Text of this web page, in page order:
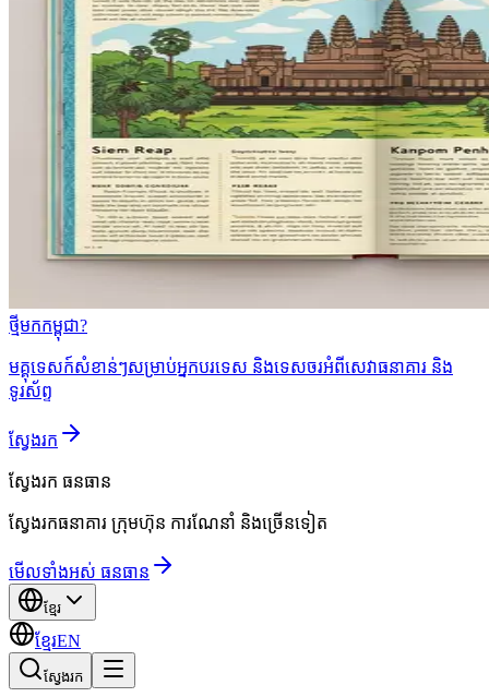
ថ្មីមកកម្ពុជា?
មគ្គុទេសក៍សំខាន់ៗសម្រាប់អ្នកបរទេស និងទេសចរអំពីសេវាធនាគារ និង
ទូរស័ព្ទ
ស្វែងរក
ស្វែងរក ធនធាន
ស្វែងរកធនាគារ ក្រុមហ៊ុន ការណែនាំ និងច្រើនទៀត
មើលទាំងអស់ ធនធាន
ខ្មែរ
ខ្មែរEN
ស្វែងរក